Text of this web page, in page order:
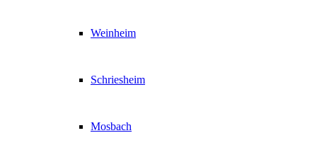
Weinheim
Schriesheim
Mosbach